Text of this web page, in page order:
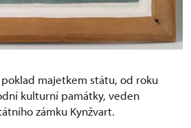
majetkem státu, od roku
kulturní památky, veden
zámku Kynžvart.